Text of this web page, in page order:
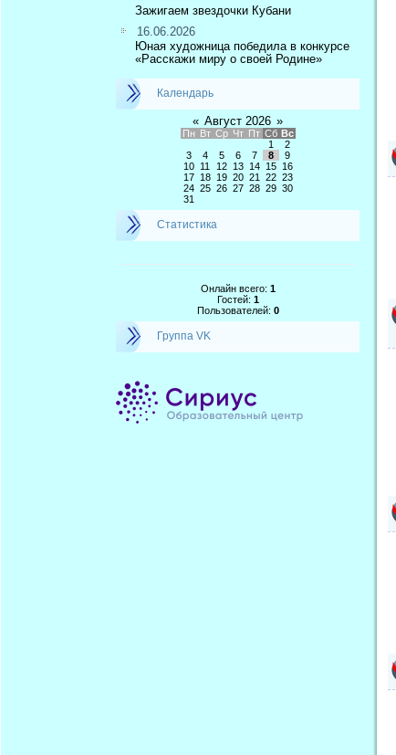
Зажигаем звездочки Кубани
16.06.2026
Юная художница победила в конкурсе
«Расскажи миру о своей Родине»
Календарь
« Август 2026 »
Пн Вт Ср Чт Пт Сб Вс
1
2
3
4 5 6 7 8
9
10
11 12 13 14 15
16
17
18 19 20 21 22 23
24 25 26 27 28 29 30
31
Статистика
Онлайн всего: 1
Гостей: 1
Пользователей: 0
Группа VK